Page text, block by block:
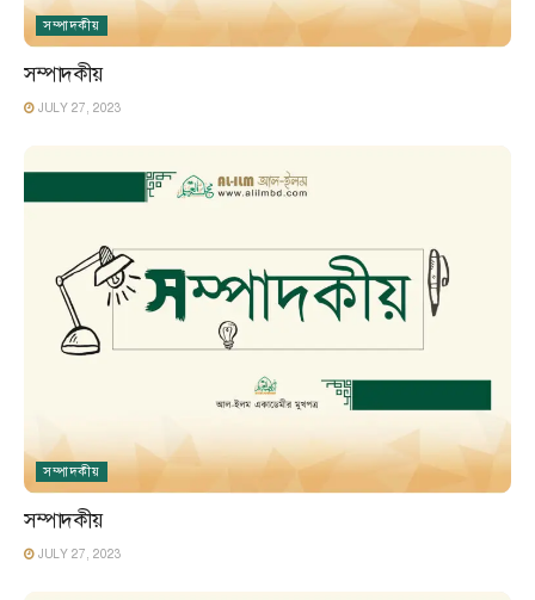
সম্পাদকীয়
সম্পাদকীয়
JULY 27, 2023
সম্পাদকীয়
সম্পাদকীয়
JULY 27, 2023